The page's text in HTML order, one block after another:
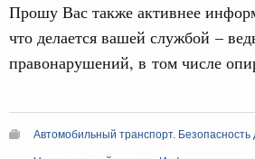
Прошу Вас также активнее
что делается вашей службой –
правонарушений, в том числе
Автомобильный транспорт.